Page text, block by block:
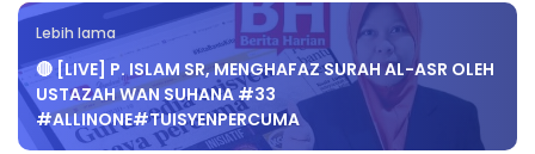
Lebih lama
🔴 [LIVE] P. ISLAM SR, MENGHAFAZ SURAH AL-ASR OLEH
USTAZAH WAN SUHANA #33
#ALLINONE#TUISYENPERCUMA